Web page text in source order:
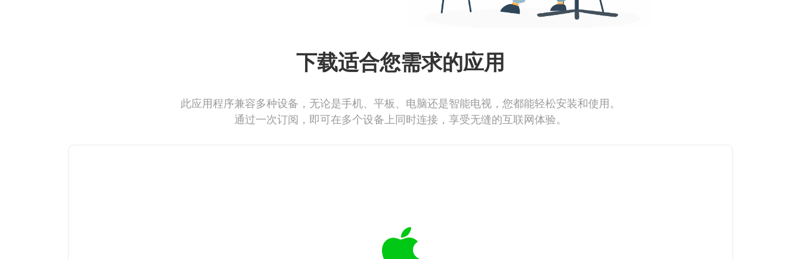
下载适合您需求的应用
此应用程序兼容多种设备，无论是手机、平板、电脑还是智能电视，您都能轻松安装和使用。
通过一次订阅，即可在多个设备上同时连接，享受无缝的互联网体验。